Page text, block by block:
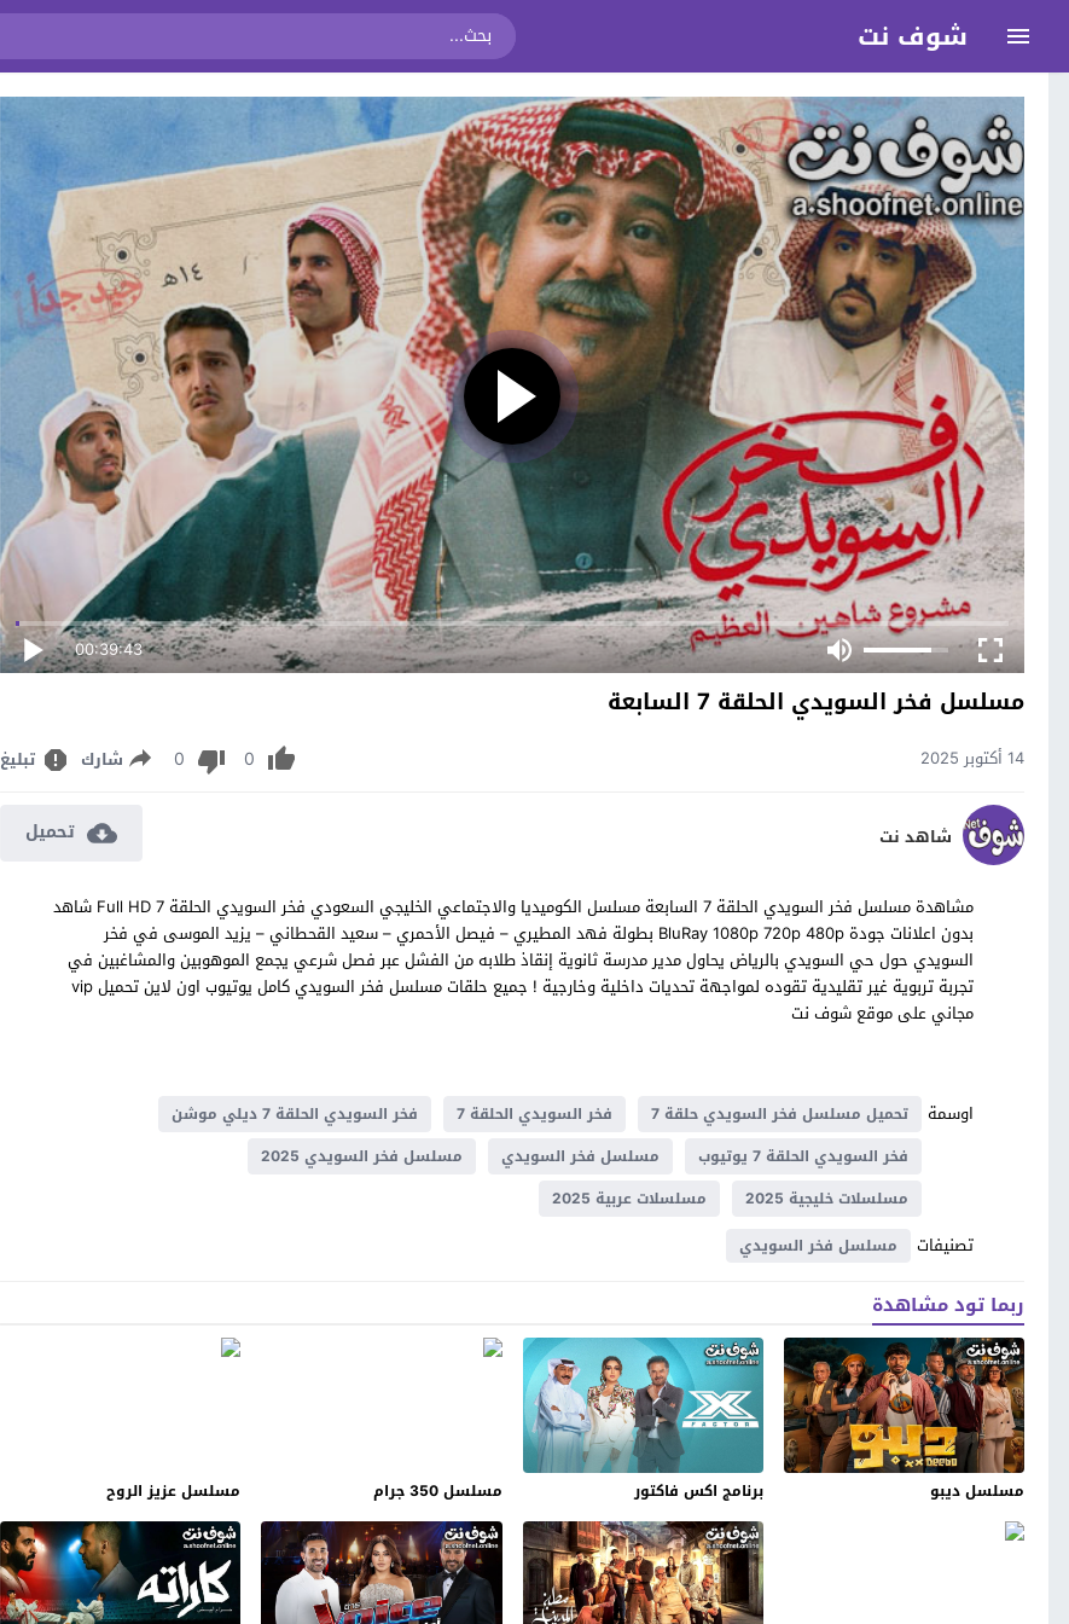
شوف نت
00:39:43
مسلسل فخر السويدي الحلقة 7 السابعة
14 أكتوبر 2025 0
0 شارك تبليغ
شاهد نت تحميل
مشاهدة مسلسل فخر السويدي الحلقة 7 السابعة مسلسل الكوميديا والاجتماعي الخليجي السعودي فخر السويدي الحلقة 7 Full HD شاهد
بدون اعلانات جودة BluRay 1080p 720p 480p بطولة فهد المطيري – فيصل الأحمري – سعيد القحطاني – يزيد الموسى في فخر
السويدي حول حي السويدي بالرياض يحاول مدير مدرسة ثانوية إنقاذ طلابه من الفشل عبر فصل شرعي يجمع الموهوبين والمشاغبين في
تجربة تربوية غير تقليدية تقوده لمواجهة تحديات داخلية وخارجية ! جميع حلقات مسلسل فخر السويدي كامل يوتيوب اون لاين تحميل vip
مجاني على موقع شوف نت
اوسمة تحميل مسلسل فخر السويدي حلقة 7 فخر السويدي الحلقة 7
فخر السويدي الحلقة 7 ديلي موشن
فخر السويدي الحلقة 7 يوتيوب
مسلسل فخر السويدي
مسلسل فخر السويدي 2025
مسلسلات خليجية 2025
مسلسلات عربية 2025
تصنيفات مسلسل فخر السويدي
ربما تود مشاهدة
مسلسل ديبو برنامج اكس فاكتور مسلسل 350 جرام مسلسل عزيز الروح